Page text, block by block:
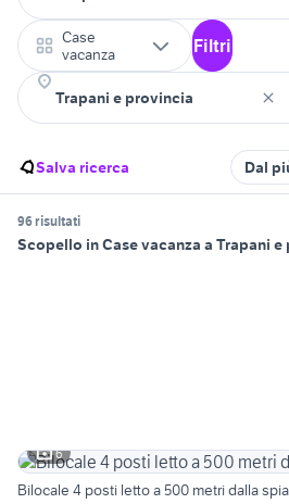
Case
vacanza
Filtri
Salva ricerca Dal
96 risultati
Scopello in Case vacanza a Trapani
6
Bilocale 4 posti letto a 500 metri dalla